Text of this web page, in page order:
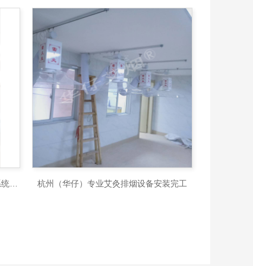
杭州（华仔）专业艾灸排烟设备安装完工